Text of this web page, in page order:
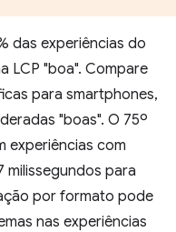
das experiências do
LCP "boa". Compare
para smartphones,
"boas". O 75º
experiências com
milissegundos para
por formato pode
nas experiências